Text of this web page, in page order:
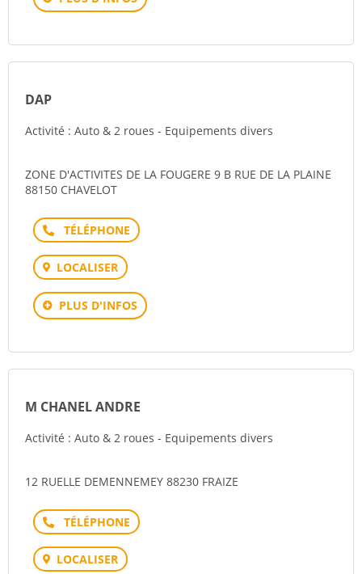
DAP
Activité : Auto & 2 roues - Equipements divers
ZONE D'ACTIVITES DE LA FOUGERE 9 B RUE DE LA PLAINE
88150 CHAVELOT
Téléphone
LOCALISER
PLUS D'INFOS
M CHANEL ANDRE
Activité : Auto & 2 roues - Equipements divers
12 RUELLE DEMENNEMEY 88230 FRAIZE
Téléphone
LOCALISER